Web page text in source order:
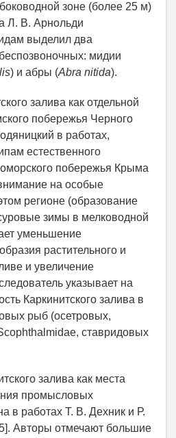
зоне (более 25 м)
Л. В. Арнольди
выделил два
мидии
) и абры (Abra nitida).
залива как отдельной
побережья Черного
в работах,
естественного
побережья Крыма
на особые
регионе (образование
зимы в мелководной
уменьшение
растительного и
и увеличение
указывает на
Каркинитского залива в
рыб (осетровых,
ставридовых
залива как места
промысловых
в работах Т. В. Дехник и Р.
Авторы отмечают большие